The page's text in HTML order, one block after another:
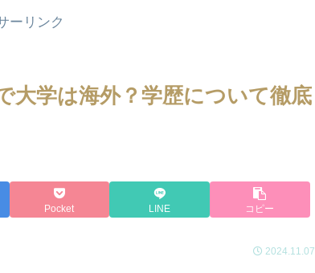
ーリンク
大学は海外？学歴について徹底
Pocket LINE コピー
2024.11.07